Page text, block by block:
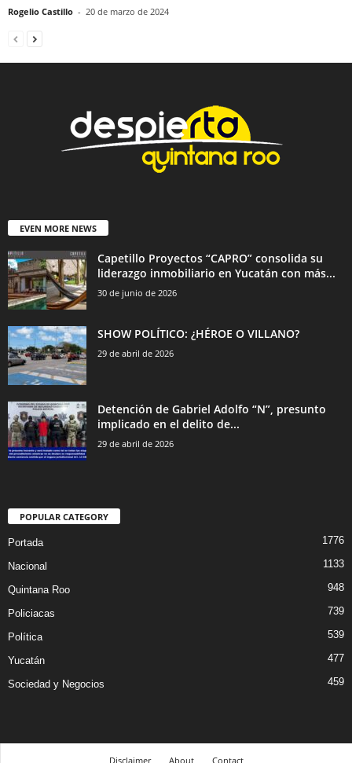
Rogelio Castillo - 20 de marzo de 2024
EVEN MORE NEWS
Capetillo Proyectos “CAPRO” consolida su
liderazgo inmobiliario en Yucatán con más...
30 de junio de 2026
SHOW POLÍTICO: ¿HÉROE O VILLANO?
29 de abril de 2026
Detención de Gabriel Adolfo “N”, presunto
implicado en el delito de...
29 de abril de 2026
POPULAR CATEGORY
Portada 1776
Nacional 1133
Quintana Roo 948
Policiacas 739
Política 539
Yucatán 477
Sociedad y Negocios 459
Disclaimer About Contact